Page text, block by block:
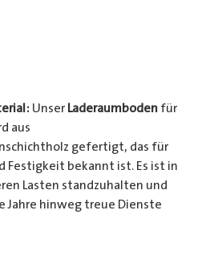
Unser Laderaumbodenfür
aus
gefertigt, das für
Festigkeit bekannt ist. Es ist in
Lasten standzuhalten und
Jahre hinweg treue Dienste